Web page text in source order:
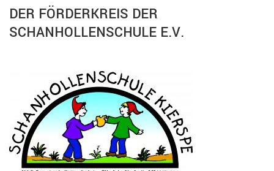
DER FÖRDERKREIS DER
SCHANHOLLENSCHULE E.V.